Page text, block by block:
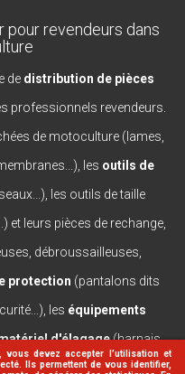
devez accepter l’utilisation et
Ils permettent de vous identifier,
pour revendeurs dans
de distribution de pièces
professionnels revendeurs.
de motoculture (lames,
les outils de
les outils de taille
et leurs pièces de rechange,
débroussailleuses,
protection (pantalons dits
les équipements
d'élagage(harnais,